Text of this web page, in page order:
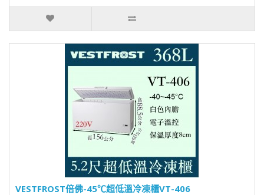
VESTFROST倍佛-45℃超低溫冷凍櫃VT-406